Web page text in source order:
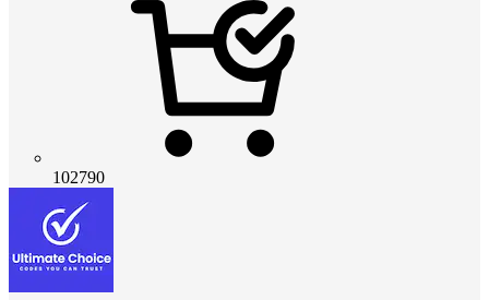
102790